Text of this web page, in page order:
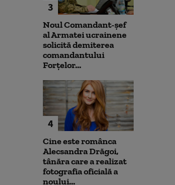
3
Noul Comandant-șef
al Armatei ucrainene
solicită demiterea
comandantului
Forțelor...
4
Cine este românca
Alecsandra Drăgoi,
tânăra care a realizat
fotografia oficială a
noului...